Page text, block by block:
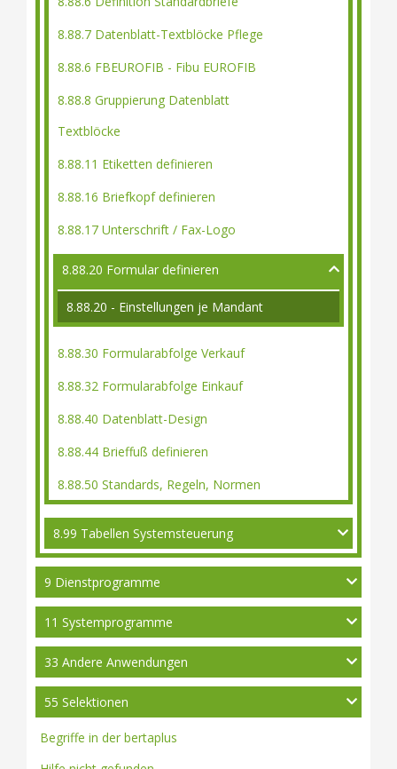
8.88.7 Datenblatt-Textblöcke Pflege
8.88.6 FBEUROFIB - Fibu EUROFIB
8.88.8 Gruppierung Datenblatt
Textblöcke
8.88.11 Etiketten definieren
8.88.16 Briefkopf definieren
8.88.17 Unterschrift / Fax-Logo
8.88.20 Formular definieren
8.88.20 - Einstellungen je Mandant
8.88.30 Formularabfolge Verkauf
8.88.32 Formularabfolge Einkauf
8.88.40 Datenblatt-Design
8.88.44 Brieffuß definieren
8.88.50 Standards, Regeln, Normen
8.99 Tabellen Systemsteuerung
9 Dienstprogramme
11 Systemprogramme
33 Andere Anwendungen
55 Selektionen
Begriffe in der bertaplus